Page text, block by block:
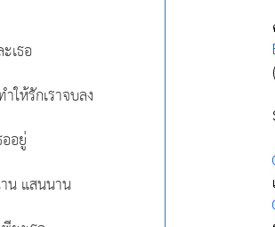
เธอ
ให้รักเราจบลง
อยู่
น แสนนาน